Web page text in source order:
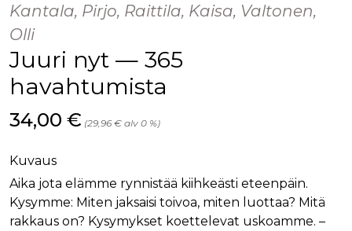
Kantala, Pirjo, Raittila, Kaisa, Valtonen,
Olli
Juuri nyt — 365
havahtumista
Hinta nyt
34,00 € (29,96 € alv 0 %)
Kuvaus
Aika jota elämme rynnistää kiihkeästi eteenpäin.
Kysymme: Miten jaksaisi toivoa, miten luottaa? Mitä
rakkaus on? Kysymykset koettelevat uskoamme. –